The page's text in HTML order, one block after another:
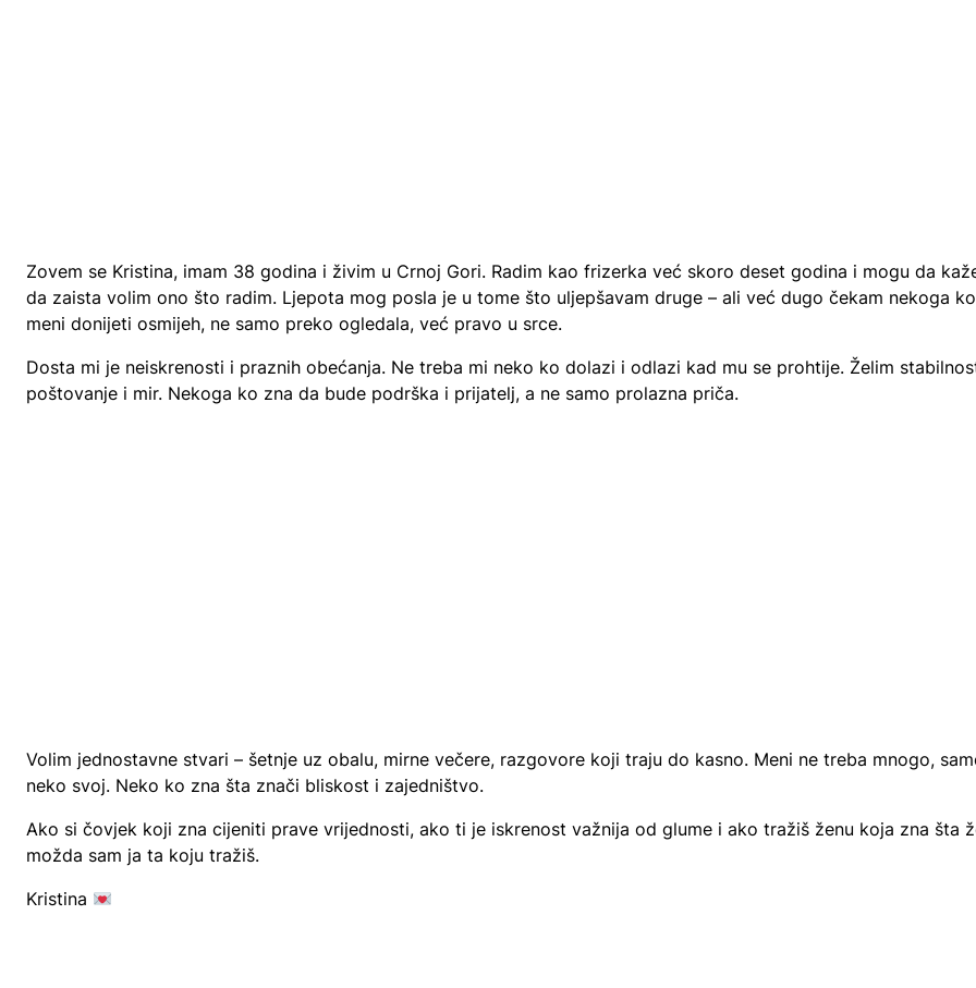
Zovem se Kristina, imam 38 godina i živim u Crnoj Gori. Radim kao frizerka već skoro deset godina i mogu da
da zaista volim ono što radim. Ljepota mog posla je u tome što uljepšavam druge – ali već dugo čekam nekoga
meni donijeti osmijeh, ne samo preko ogledala, već pravo u srce.
Dosta mi je neiskrenosti i praznih obećanja. Ne treba mi neko ko dolazi i odlazi kad mu se prohtije. Želim
poštovanje i mir. Nekoga ko zna da bude podrška i prijatelj, a ne samo prolazna priča.
Volim jednostavne stvari – šetnje uz obalu, mirne večere, razgovore koji traju do kasno. Meni ne treba mnogo,
neko svoj. Neko ko zna šta znači bliskost i zajedništvo.
Ako si čovjek koji zna cijeniti prave vrijednosti, ako ti je iskrenost važnija od glume i ako tražiš ženu koja zna šta
možda sam ja ta koju tražiš.
Kristina